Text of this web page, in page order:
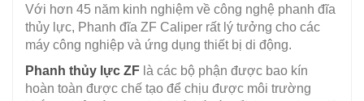
Với hơn 45 năm kinh nghiệm về công nghệ phanh đĩa
thủy lực, Phanh đĩa ZF Caliper rất lý tưởng cho các
máy công nghiệp và ứng dụng thiết bị di động.
Phanh thủy lực ZF là các bộ phận được bao kín
hoàn toàn được chế tạo để chịu được môi trường